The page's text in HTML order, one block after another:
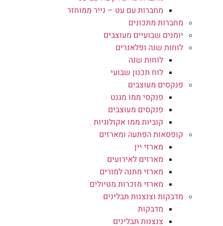
מחברות עם עט – נייר ממוחזר
מחברות מתכונים
יומנים שבועיים מעוצבים
לוחות שנה ופלאנרים
לוחות שנה
לוח תכנון שבועי
פנקסים מעוצבים
פנקסי ממו מגנט
פנקסים מעוצבים
קוביות ממו אקולוגיות
קופסאות הפתעה ומארזים
מארזי יין
מארזים לאירועים
מארזי מתנה למורים
מארזי מזכרות מטיולים
מדבקות וצנצנות תבלינים
מדבקות
צנצנות תבלינים